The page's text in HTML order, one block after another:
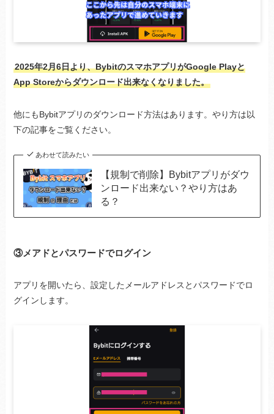
2025年2月6日より、BybitのスマホアプリがGoogle Playと
App Storeからダウンロード出来なくなりました。
他にもBybitアプリのダウンロード方法はあります。やり方は以
下の記事をご覧ください。
あわせて読みたい
【規制で削除】Bybitアプリがダウ
ンロード出来ない？やり方はあ
る？
③メアドとパスワードでログイン
アプリを開いたら、設定したメールアドレスとパスワードでロ
グインします。